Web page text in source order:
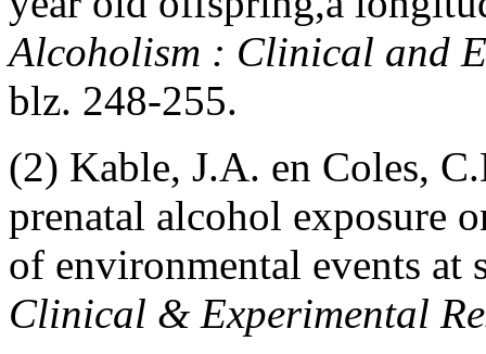
Alcoholism : Clinical and
blz. 248-255.
(2) Kable, J.A. en Coles,
prenatal alcohol exposure
of environmental events at
Clinical & Experimental